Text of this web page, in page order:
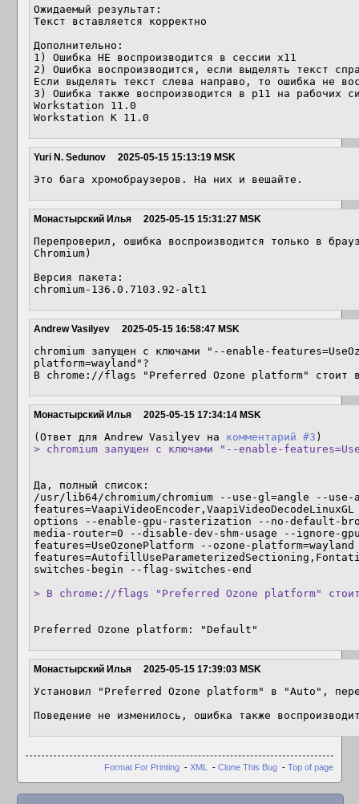
Ожидаемый результат:
Текст вставляется корректно
Дополнительно:
1) Ошибка НЕ воспроизводится в сессии x11
2) Ошибка воспроизводится, если выделять текст
Если выделять текст слева направо, то ошибка не
3) Ошибка также воспроизводится в p11 на рабочих
Workstation 11.0
Workstation K 11.0
Yuri N. Sedunov 2025-05-15 15:13:19 MSK
Это бага хромобраузеров. На них и вешайте.
Монастырский Илья 2025-05-15 15:31:27 MSK
Перепроверил, ошибка воспроизводится только в
Chromium)
Версия пакета:
chromium-136.0.7103.92-alt1
Andrew Vasilyev 2025-05-15 16:58:47 MSK
chromium запущен с ключами "--enable-
platform=wayland"?
В chrome://flags "Preferred Ozone platform" стоит
Монастырский Илья 2025-05-15 17:34:14 MSK
(Ответ для Andrew Vasilyev на комментарий #3
> chromium запущен с ключами "--enable-
Да, полный список:
/usr/lib64/chromium/chromium --use-gl=angle --
options --enable-gpu-rasterization --no-default-
media-router=0 --disable-dev-shm-usage --ignore-
features=UseOzonePlatform --ozone-
switches-begin --flag-switches-end
> В chrome://flags "Preferred Ozone platform"
Preferred Ozone platform: "Default"
Монастырский Илья 2025-05-15 17:39:03 MSK
Установил "Preferred Ozone platform" в "Auto",
Поведение не изменилось, ошибка также
Format For Printing - XML - Clone This Bug - Top of page